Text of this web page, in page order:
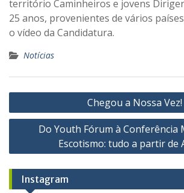
território Caminheiros e jovens
25 anos, provenientes de vários
o vídeo da Candidatura.
Notícias
Navegação
de
artigos
Chegou a Nossa Vez!
Do Youth Fórum à Conferência
Escotismo: tudo a partir de
Instagram